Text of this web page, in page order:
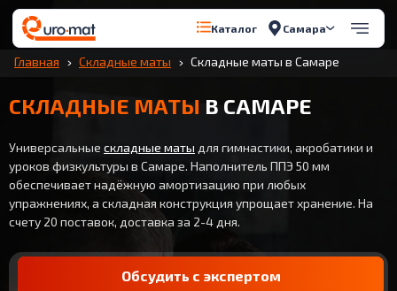
Каталог Самара
Главная Складные маты Складные маты в Самаре
СКЛАДНЫЕ МАТЫ В САМАРЕ
Универсальные складные маты для гимнастики, акробатики и
уроков физкультуры в Самаре. Наполнитель ППЭ 50 мм
обеспечивает надёжную амортизацию при любых
упражнениях, а складная конструкция упрощает хранение. На
счету 20 поставок, доставка за 2-4 дня.
Обсудить с экспертом